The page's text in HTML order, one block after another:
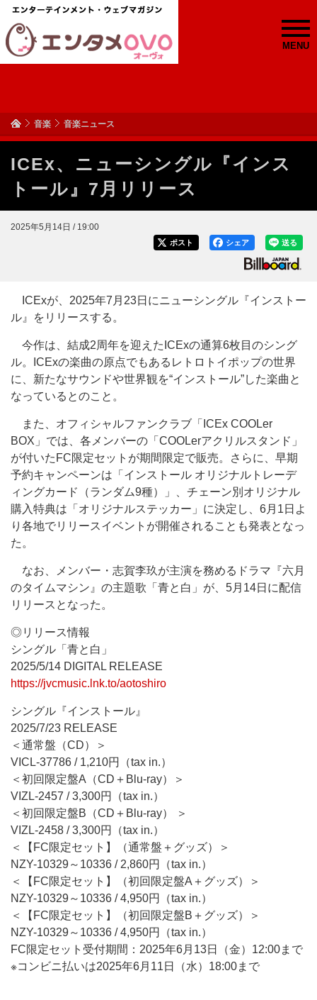
MENU
音楽 音楽ニュース
ICEx、ニューシングル『インス
トール』7月リリース
2025年5月14日 / 19:00
送る
シェア
ポスト
ICExが、2025年7月23日にニューシングル『インストー
ル』をリリースする。
今作は、結成2周年を迎えたICExの通算6枚目のシング
ル。ICExの楽曲の原点でもあるレトロトイポップの世界
に、新たなサウンドや世界観を“インストール”した楽曲と
なっているとのこと。
また、オフィシャルファンクラブ「ICEx COOLer
BOX」では、各メンバーの「COOLerアクリルスタンド」
が付いたFC限定セットが期間限定で販売。さらに、早期
予約キャンペーンは「インストール オリジナルトレーデ
ィングカード（ランダム9種）」、チェーン別オリジナル
購入特典は「オリジナルステッカー」に決定し、6月1日よ
り各地でリリースイベントが開催されることも発表となっ
た。
なお、メンバー・志賀李玖が主演を務めるドラマ『六月
のタイムマシン』の主題歌「青と白」が、5月14日に配信
リリースとなった。
◎リリース情報
シングル「青と白」
2025/5/14 DIGITAL RELEASE
https://jvcmusic.lnk.to/aotoshiro
シングル『インストール』
2025/7/23 RELEASE
＜通常盤（CD）＞
VICL-37786 / 1,210円（tax in.）
＜初回限定盤A（CD＋Blu-ray）＞
VIZL-2457 / 3,300円（tax in.）
＜初回限定盤B（CD＋Blu-ray） ＞
VIZL-2458 / 3,300円（tax in.）
＜【FC限定セット】（通常盤＋グッズ）＞
NZY-10329～10336 / 2,860円（tax in.）
＜【FC限定セット】（初回限定盤A＋グッズ）＞
NZY-10329～10336 / 4,950円（tax in.）
＜【FC限定セット】（初回限定盤B＋グッズ）＞
NZY-10329～10336 / 4,950円（tax in.）
FC限定セット受付期間：2025年6月13日（金）12:00まで
※コンビニ払いは2025年6月11日（水）18:00まで